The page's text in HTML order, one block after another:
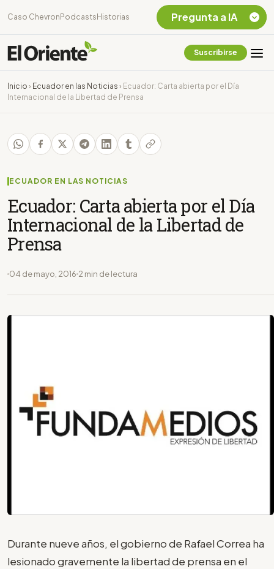
Caso Chevron Podcasts Historias
Suscribirse
Inicio › Ecuador en las Noticias › Ecuador: Carta abierta por el Día
Internacional de la Libertad de Prensa
ECUADOR EN LAS NOTICIAS
Ecuador: Carta abierta por el Día
Internacional de la Libertad de
Prensa
04 de mayo, 2016 2 min de lectura
Durante nueve años, el gobierno de Rafael Correa ha
lesionado gravemente la libertad de prensa en el
Pregunta a IA
Chevron Ecuador